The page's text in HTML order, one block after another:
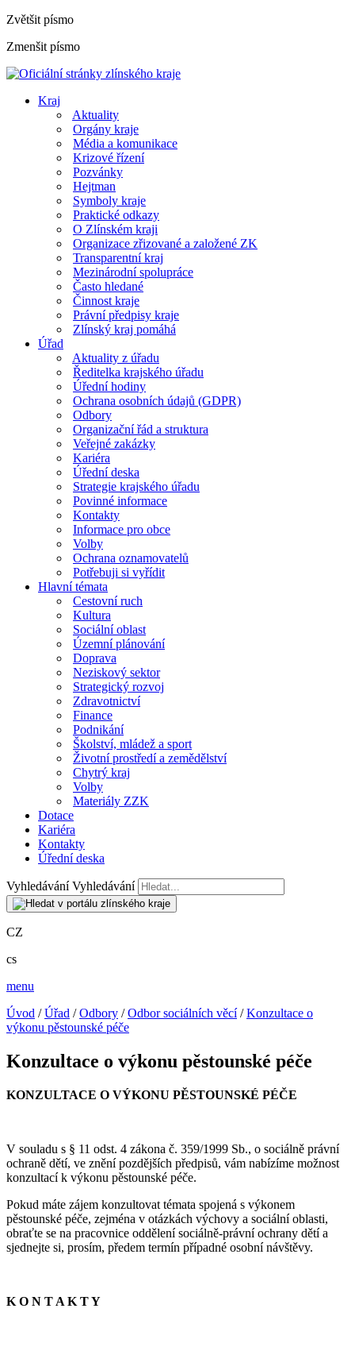
Zvětšit písmo
Zmenšit písmo
Kraj
Aktuality
Orgány kraje
Média a komunikace
Krizové řízení
Pozvánky
Hejtman
Symboly kraje
Praktické odkazy
O Zlínském kraji
Organizace zřizované a založené ZK
Transparentní kraj
Mezinárodní spolupráce
Často hledané
Činnost kraje
Právní předpisy kraje
Zlínský kraj pomáhá
Úřad
Aktuality z úřadu
Ředitelka krajského úřadu
Úřední hodiny
Ochrana osobních údajů (GDPR)
Odbory
Organizační řád a struktura
Veřejné zakázky
Kariéra
Úřední deska
Strategie krajského úřadu
Povinné informace
Kontakty
Informace pro obce
Volby
Ochrana oznamovatelů
Potřebuji si vyřídit
Hlavní témata
Cestovní ruch
Kultura
Sociální oblast
Územní plánování
Doprava
Neziskový sektor
Strategický rozvoj
Zdravotnictví
Finance
Podnikání
Školství, mládež a sport
Životní prostředí a zemědělství
Chytrý kraj
Volby
Materiály ZZK
Dotace
Kariéra
Kontakty
Úřední deska
Vyhledávání Vyhledávání
CZ
cs
menu
Úvod /Úřad /Odbory /Odbor sociálních věcí/Konzultace o
výkonu pěstounské péče
Konzultace o výkonu pěstounské péče
KONZULTACE O VÝKONU PĚSTOUNSKÉ PÉČE
V souladu s § 11 odst. 4 zákona č. 359/1999 Sb., o sociálně právní
ochraně dětí, ve znění pozdějších předpisů, vám nabízíme možnost
konzultací k výkonu pěstounské péče.
Pokud máte zájem konzultovat témata spojená s výkonem
pěstounské péče, zejména v otázkách výchovy a sociální oblasti,
obraťte se na pracovnice oddělení sociálně-právní ochrany dětí a
sjednejte si, prosím, předem termín případné osobní návštěvy.
K O N T A K T Y